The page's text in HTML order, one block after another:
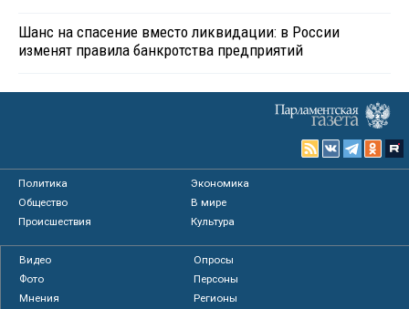
Шанс на спасение вместо ликвидации: в России
изменят правила банкротства предприятий
Политика
Экономика
Общество
В мире
Происшествия
Культура
Видео
Опросы
Фото
Персоны
Мнения
Регионы